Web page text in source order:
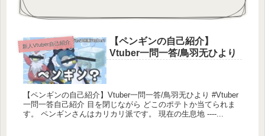
新人Vtuber自己紹介
【ペンギンの自己紹介】
Vtuber一問一答/鳥羽无ひより
【ペンギンの自己紹介】Vtuber一問一答/鳥羽无ひより #Vtuber
一問一答自己紹介 目を閉じながら どこのポテトか当てられま
す。 ペンギンさんはカリカリ派です。 現在の生息地 ----...